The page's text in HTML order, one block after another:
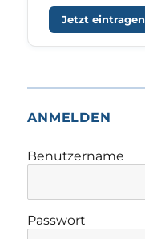
Jetzt eintragen
ANMELDEN
Benutzername
Passwort